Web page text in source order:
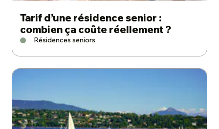
Tarif d’une résidence senior :
combien ça coûte réellement ?
Résidences seniors